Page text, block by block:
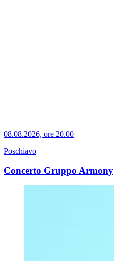
08.08.2026, ore 20.00
Poschiavo
Concerto Gruppo Armony